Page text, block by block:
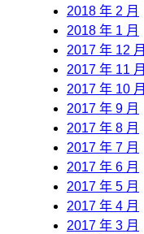
2018 年 2 月
2018 年 1 月
2017 年 12 月
2017 年 11 月
2017 年 10 月
2017 年 9 月
2017 年 8 月
2017 年 7 月
2017 年 6 月
2017 年 5 月
2017 年 4 月
2017 年 3 月